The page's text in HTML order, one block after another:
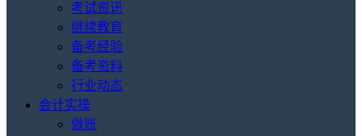
考试资讯
继续教育
备考经验
备考资料
行业动态
会计实操
做账